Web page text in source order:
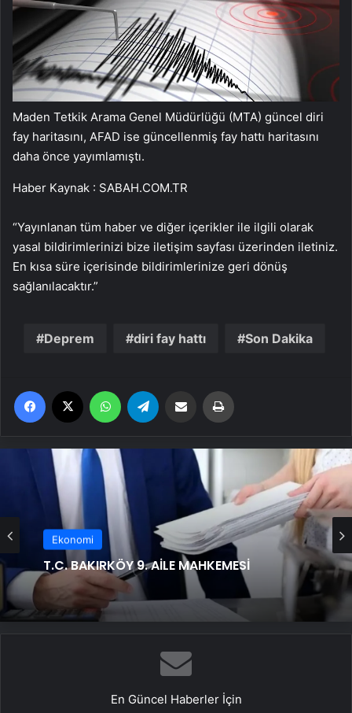
Maden Tetkik Arama Genel Müdürlüğü (MTA) güncel diri
fay haritasını, AFAD ise güncellenmiş fay hattı haritasını
daha önce yayımlamıştı.
Haber Kaynak : SABAH.COM.TR
“Yayınlanan tüm haber ve diğer içerikler ile ilgili olarak
yasal bildirimlerinizi bize iletişim sayfası üzerinden iletiniz.
En kısa süre içerisinde bildirimlerinize geri dönüş
sağlanılacaktır.”
Deprem diri fay hattı Son Dakika
Facebook WhatsApp Email'den paylaş
Ekonomi
T.C. BAKIRKÖY 9. AİLE MAHKEMESİ
En Güncel Haberler İçin